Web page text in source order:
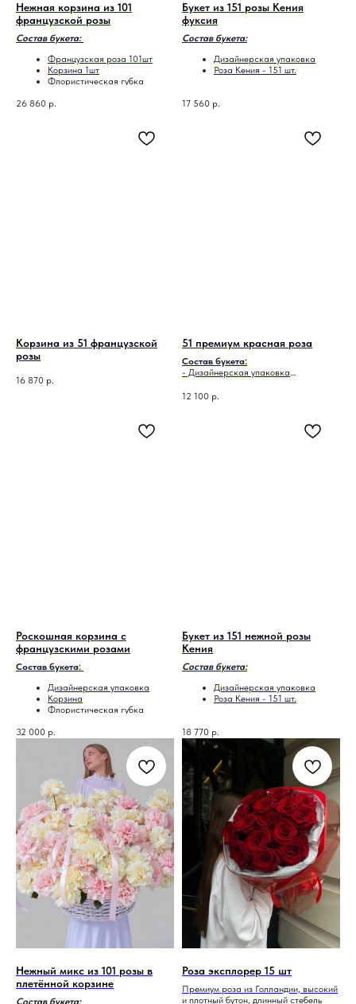
Нежная корзина из 101
французской розы
Состав букета:
Французская роза 101шт
Корзина 1шт
Флористическая губка
Лента атласная
26 860 р.
Букет из 151 розы Кения
фуксия
Состав букета:
Дизайнерская упаковка
Роза Кения - 151 шт.
17 560 р.
Корзина из 51 французской
розы
16 870 р.
51 премиум красная роза
Состав букета:
- Дизайнерская упаковка
12 100 р.
Роскошная корзина с
французскими розами
Состав букета:
Дизайнерская упаковка
Корзина
Флористическая губка
Французская роза - 101 шт.
32 000 р.
Букет из 151 нежной розы
Кения
Состав букета:
Дизайнерская упаковка
Роза Кения - 151 шт.
18 770 р.
Нежный микс из 101 розы в
плетённой корзине
Роза эксплорер 15 шт
Премиум роза из Голландии, высокий
и плотный бутон, длинный стебель